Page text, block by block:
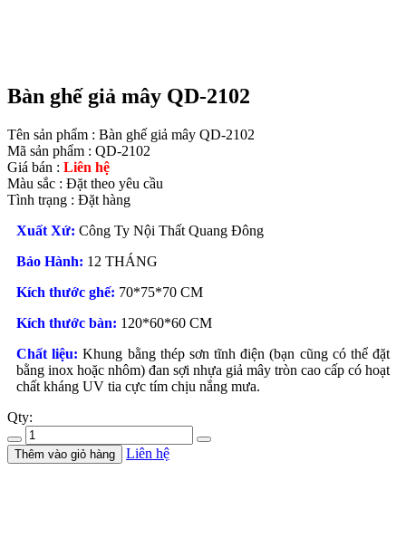
Bàn ghế giả mây QD-2102
Tên sản phẩm : Bàn ghế giả mây QD-2102
Mã sản phẩm : QD-2102
Giá bán : Liên hệ
Màu sắc : Đặt theo yêu cầu
Tình trạng : Đặt hàng
Xuất Xứ: Công Ty Nội Thất Quang Đông
Bảo Hành: 12 THÁNG
Kích thước ghế: 70*75*70 CM
Kích thước bàn: 120*60*60 CM
Chất liệu: Khung bằng thép sơn tĩnh điện (bạn cũng có thể đặt
bằng inox hoặc nhôm) đan sợi nhựa giả mây tròn cao cấp có hoạt
chất kháng UV tia cực tím chịu nắng mưa.
Qty:
Thêm vào giỏ hàng Liên hệ